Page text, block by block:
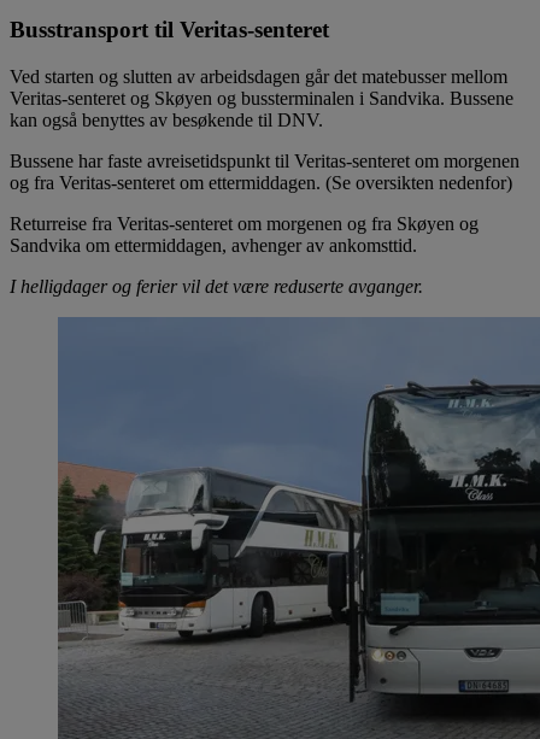
Busstransport til Veritas-senteret
Ved starten og slutten av arbeidsdagen går det matebusser mellom
Veritas-senteret og Skøyen og bussterminalen i Sandvika. Bussene
kan også benyttes av besøkende til DNV.
Bussene har faste avreisetidspunkt til Veritas-senteret om morgenen
og fra Veritas-senteret om ettermiddagen. (Se oversikten nedenfor)
Returreise fra Veritas-senteret om morgenen og fra Skøyen og
Sandvika om ettermiddagen, avhenger av ankomsttid.
I helligdager og ferier vil det være reduserte avganger.